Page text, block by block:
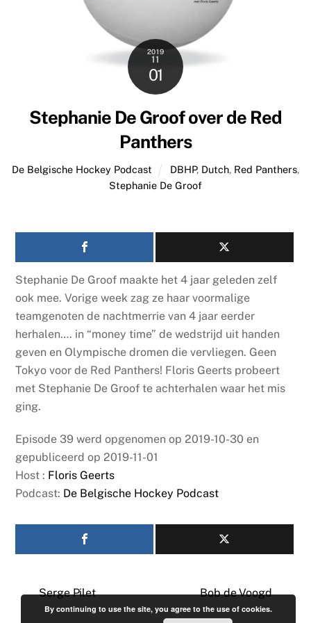
2019
11
01
Stephanie De Groof over de Red
Panthers
De Belgische Hockey Podcast DBHP, Dutch, Red Panthers,
Stephanie De Groof
Stephanie De Groof maakte het 4 jaar geleden zelf
ook mee. Vorige week zag ze haar voormalige
teamgenoten de nachtmerrie van 4 jaar eerder
herhalen…. in “money time” de wedstrijd uit handen
geven en Olympische dromen die vervliegen. Geen
Tokyo voor de Red Panthers! Floris Geerts probeert
met Stephanie De Groof te achterhalen waar het mis
ging.
Episode 39 werd opgenomen op 2019-10-30 en
gepubliceerd op 2019-11-01
Host : Floris Geerts
Podcast: De Belgische Hockey Podcast
Serge Pilet Bob de Voogd
By continuing to use the site, you agree to the use of cookies.